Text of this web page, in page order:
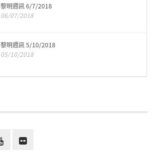
黎明週訊 6/7/2018
06/07/2018
黎明週訊 5/10/2018
05/10/2018